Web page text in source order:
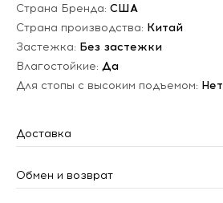
Страна Бренда: США
Страна производства: Китай
Застежка: Без застежки
Влагостойкие: Да
Для стопы с высоким подъемом: Нет
Доставка
Обмен и возврат